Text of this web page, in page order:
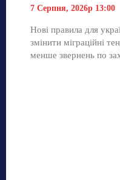
7 Серпня, 2026р 13:00
Нові правила для
змінити міграційні
менше звернень по